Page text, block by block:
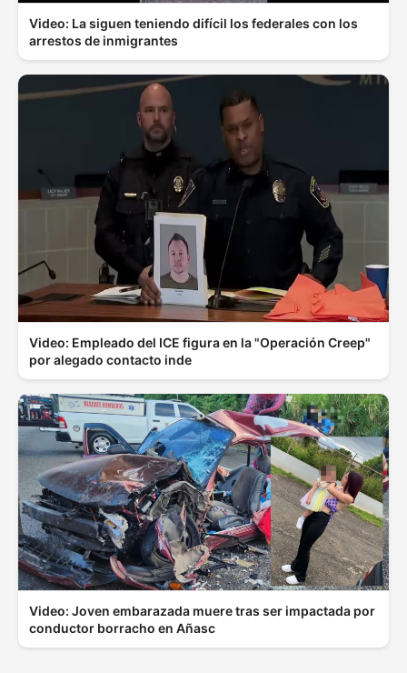
Video: La siguen teniendo difícil los federales con los
arrestos de inmigrantes
Video: Empleado del ICE figura en la "Operación Creep"
por alegado contacto inde
Video: Joven embarazada muere tras ser impactada por
conductor borracho en Añasc